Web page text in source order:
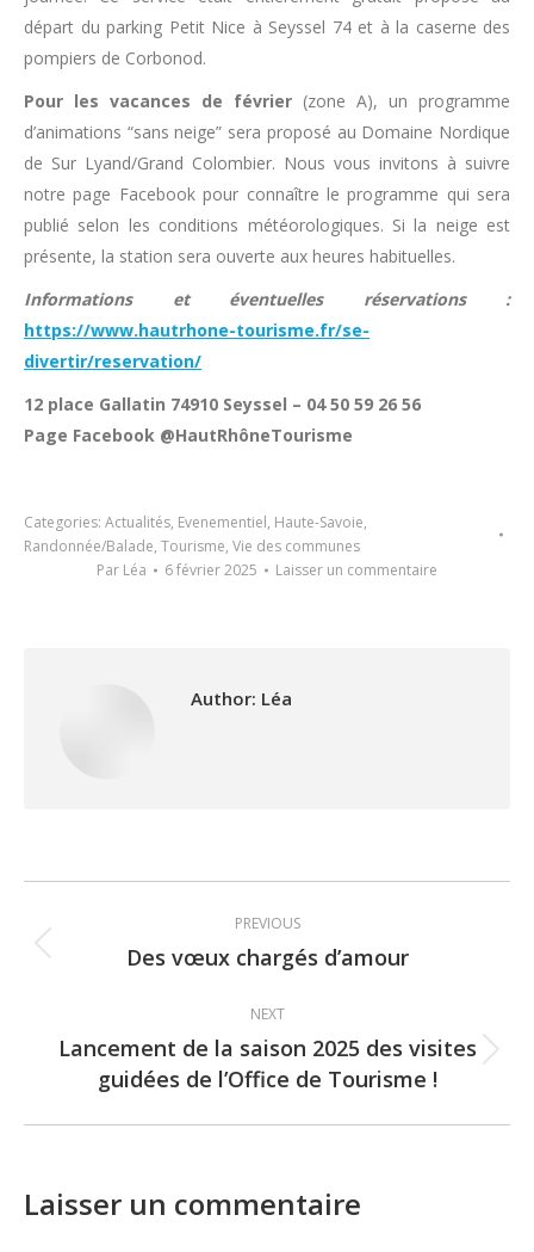
départ du parking Petit Nice à Seyssel 74 et à la caserne des
pompiers de Corbonod.
Pour les vacances de février (zone A), un programme
d’animations “sans neige” sera proposé au Domaine Nordique
de Sur Lyand/Grand Colombier. Nous vous invitons à suivre
notre page Facebook pour connaître le programme qui sera
publié selon les conditions météorologiques. Si la neige est
présente, la station sera ouverte aux heures habituelles.
Informations et éventuelles réservations :
https://www.hautrhone-tourisme.fr/se-
divertir/reservation/
12 place Gallatin 74910 Seyssel – 04 50 59 26 56
Page Facebook @HautRhôneTourisme
Categories: Actualités, Evenementiel, Haute-Savoie,
Randonnée/Balade, Tourisme, Vie des communes
Par Léa 6 février 2025 Laisser un commentaire
Author: Léa
navigation
PREVIOUS
Previous
Des vœux chargés d’amour
NEXT
Next
post:
Lancement de la saison 2025 des visites
guidées de l’Office de Tourisme !
Laisser un commentaire